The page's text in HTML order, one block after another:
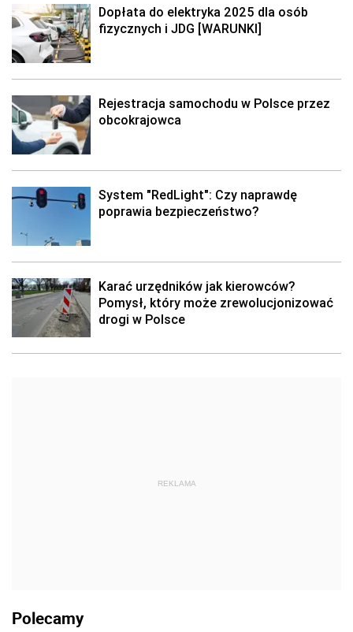
Dopłata do elektryka 2025 dla osób
fizycznych i JDG [WARUNKI]
Rejestracja samochodu w Polsce przez
obcokrajowca
System "RedLight": Czy naprawdę
poprawia bezpieczeństwo?
Karać urzędników jak kierowców?
Pomysł, który może zrewolucjonizować
drogi w Polsce
REKLAMA
Polecamy